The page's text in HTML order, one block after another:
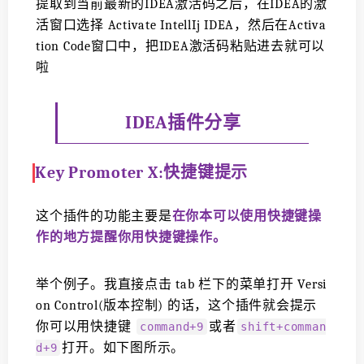
提取到当前最新的IDEA激活码之后，在IDEA的激
活窗口选择 Activate IntellIj IDEA，然后在Activa
tion Code窗口中，把IDEA激活码粘贴进去就可以
啦
IDEA插件分享
Key Promoter X:快捷键提示
这个插件的功能主要是在你本可以使用快捷键操
作的地方提醒你用快捷键操作。
举个例子。我直接点击 tab 栏下的菜单打开 Versi
on Control(版本控制) 的话，这个插件就会提示
你可以用快捷键
command+9 或者 shift+comman
d+9 打开。如下图所示。